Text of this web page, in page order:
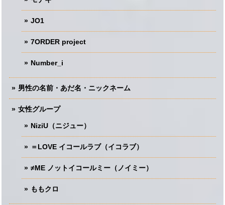
JO1
7ORDER project
Number_i
男性の名前・あだ名・ニックネーム
女性グループ
NiziU（ニジュー）
＝LOVE イコールラブ（イコラブ）
≠ME ノットイコールミー（ノイミー）
ももクロ